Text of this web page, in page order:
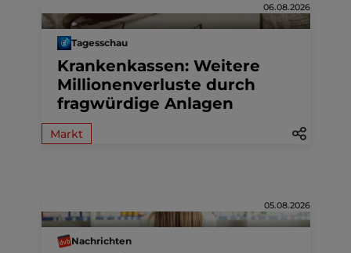
06.08.2026
Tagesschau
Krankenkassen: Weitere
Millionenverluste durch
fragwürdige Anlagen
Markt
05.08.2026
Nachrichten